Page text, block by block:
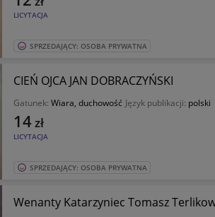
LICYTACJA
SPRZEDAJĄCY: OSOBA PRYWATNA
CIEŃ OJCA JAN DOBRACZYŃSKI
Gatunek: Wiara, duchowość Język publikacji: polski
LICYTACJA
14 zł
SPRZEDAJĄCY: OSOBA PRYWATNA
Wenanty Katarzyniec Tomasz